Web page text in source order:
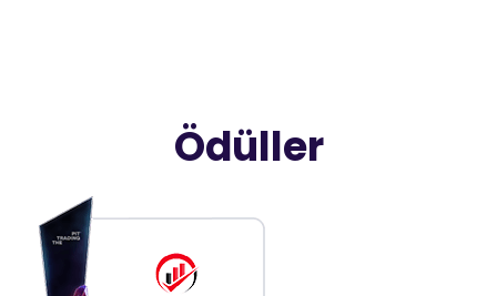
Ödüller